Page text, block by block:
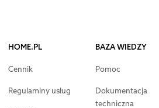
HOME.PL
Cennik
Regulaminy usług
BAZA WIEDZY
Pomoc
Dokumentacja
techniczna